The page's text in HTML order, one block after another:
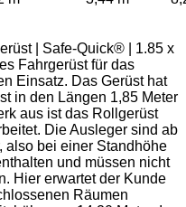
| Safe-Quick® | 1.85 x
Fahrgerüst für das
Einsatz. Das Gerüst hat
in den Längen 1,85 Meter
aus ist das Rollgerüst
Die Ausleger sind ab
also bei einer Standhöhe
und müssen nicht
Hier erwartet der Kunde
Räumen